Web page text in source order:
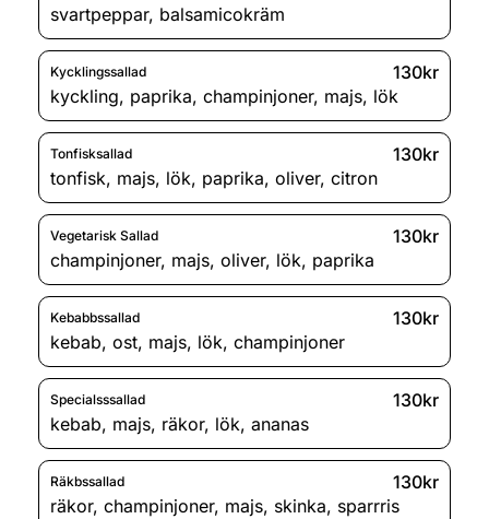
svartpeppar, balsamicokräm
Kycklingssallad
130kr
kyckling, paprika, champinjoner, majs, lök
Tonfisksallad
130kr
tonfisk, majs, lök, paprika, oliver, citron
Vegetarisk Sallad
130kr
champinjoner, majs, oliver, lök, paprika
Kebabbssallad
130kr
kebab, ost, majs, lök, champinjoner
Specialsssallad
130kr
kebab, majs, räkor, lök, ananas
Räkbssallad
130kr
räkor, champinjoner, majs, skinka, sparrris